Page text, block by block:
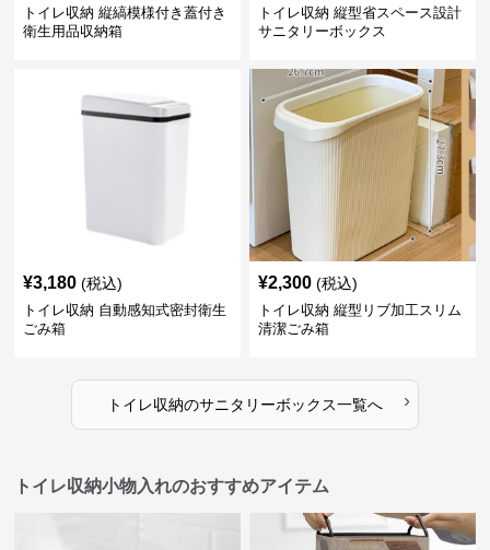
トイレ収納 縦縞模様付き蓋付き
衛生用品収納箱
トイレ収納 縦型省スペース設計
サニタリーボックス
¥3,180 (税込)
トイレ収納 自動感知式密封衛生
ごみ箱
¥2,300 (税込)
トイレ収納 縦型リブ加工スリム
清潔ごみ箱
トイレ収納のサニタリーボックス一覧へ ›
トイレ収納小物入れのおすすめアイテム